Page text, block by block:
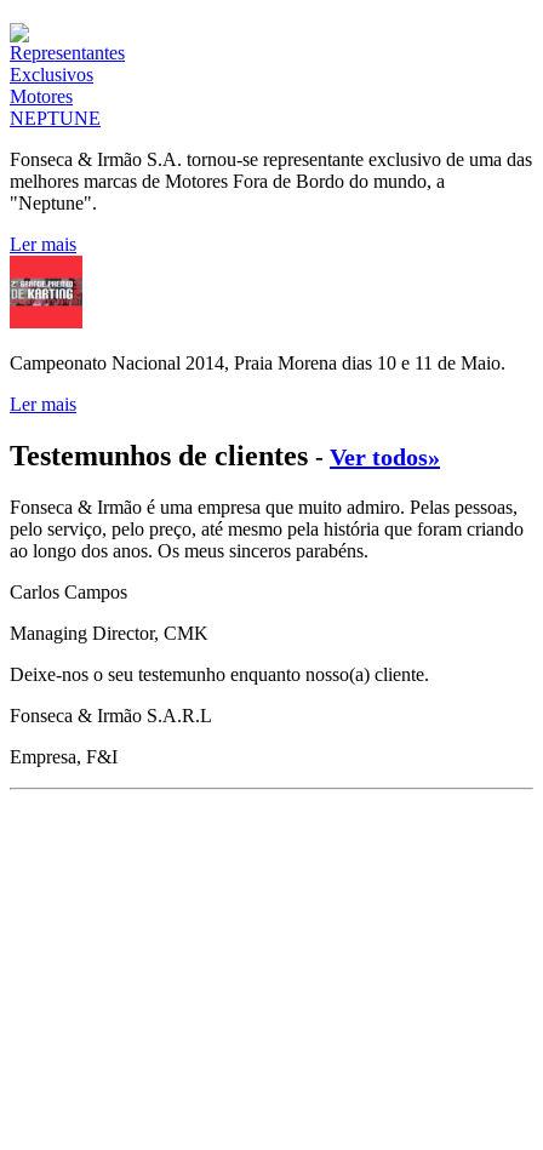
Fonseca & Irmão S.A. tornou-se representante exclusivo de uma das
melhores marcas de Motores Fora de Bordo do mundo, a
"Neptune".
Ler mais
Campeonato Nacional 2014, Praia Morena dias 10 e 11 de Maio.
Ler mais
Testemunhos de clientes - Ver todos»
Fonseca & Irmão é uma empresa que muito admiro. Pelas pessoas,
pelo serviço, pelo preço, até mesmo pela história que foram criando
ao longo dos anos. Os meus sinceros parabéns.
Carlos Campos
Managing Director, CMK
Deixe-nos o seu testemunho enquanto nosso(a) cliente.
Fonseca & Irmão S.A.R.L
Empresa, F&I